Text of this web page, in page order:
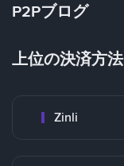
P2Pブログ
上位の決済方法
Zinli